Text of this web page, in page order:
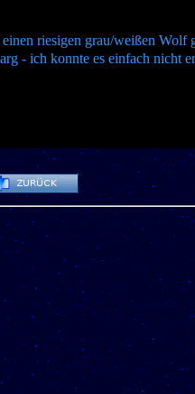
riesigen grau/weißen
- ich konnte es einfach nicht